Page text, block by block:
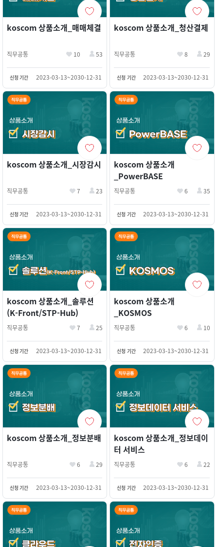
koscom 상품소개_매매체결
직무공통 10 53
신청 기간 2023-03-13~2030-12-31
koscom 상품소개_청산결제
직무공통 8 29
신청 기간 2023-03-13~2030-12-31
koscom 상품소개_시장감시
직무공통 7 23
신청 기간 2023-03-13~2030-12-31
koscom 상품소개
_PowerBASE
직무공통 6 35
신청 기간 2023-03-13~2030-12-31
koscom 상품소개_솔루션
(K-Front/STP-Hub)
직무공통 7 25
신청 기간 2023-03-13~2030-12-31
koscom 상품소개
_KOSMOS
직무공통 6 10
신청 기간 2023-03-13~2030-12-31
koscom 상품소개_정보분배
직무공통 6 29
신청 기간 2023-03-13~2030-12-31
koscom 상품소개_정보데이
터 서비스
직무공통 6 22
신청 기간 2023-03-13~2030-12-31